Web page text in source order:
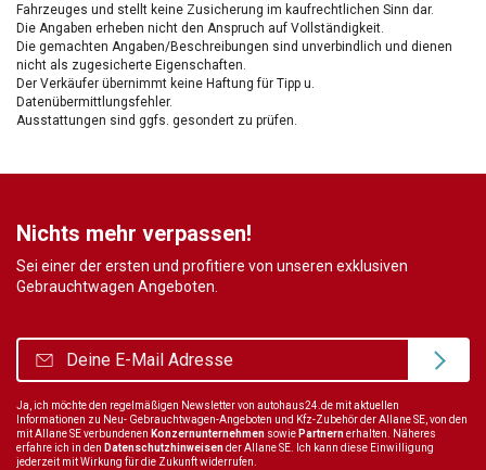
Fahrzeuges und stellt keine Zusicherung im kaufrechtlichen Sinn dar.
Die Angaben erheben nicht den Anspruch auf Vollständigkeit.
Die gemachten Angaben/Beschreibungen sind unverbindlich und dienen
nicht als zugesicherte Eigenschaften.
Der Verkäufer übernimmt keine Haftung für Tipp u.
Datenübermittlungsfehler.
Ausstattungen sind ggfs. gesondert zu prüfen.
Nichts mehr verpassen!
Sei einer der ersten und profitiere von unseren exklusiven
Gebrauchtwagen Angeboten.
Ja, ich möchte den regelmäßigen Newsletter von autohaus24.de mit aktuellen
Informationen zu Neu- Gebrauchtwagen-Angeboten und Kfz-Zubehör der Allane SE, von den
mit Allane SE verbundenen Konzernunternehmen sowie Partnernerhalten. Näheres
erfahre ich in den Datenschutzhinweisender Allane SE. Ich kann diese Einwilligung
jederzeit mit Wirkung für die Zukunft widerrufen.